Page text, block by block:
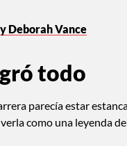
Deborah Vance
todo
parecía estar
como una leyenda